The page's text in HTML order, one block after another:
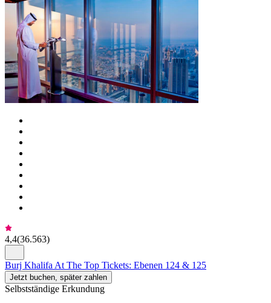
4,4(36.563)
Burj Khalifa At The Top Tickets: Ebenen 124 & 125
Jetzt buchen, später zahlen
Selbstständige Erkundung